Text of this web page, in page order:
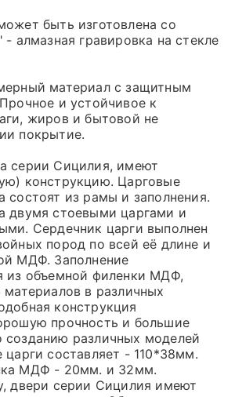
быть изготовлена со
алмазная гравировка на стекле
материал с защитным
и устойчивое к
жиров и бытовой не
покрытие.
серии Сицилия, имеют
конструкцию. Царговые
состоят из рамы и заполнения.
двумя стоевыми царгами и
Сердечник царги выполнен
пород по всей её длине и
МДФ. Заполнение
из объемной филенки МДФ,
в различных
конструкция
прочность и большие
созданию различных моделей
царги составляет - 110*38мм.
МДФ - 20мм. и 32мм.
двери серии Сицилия имеют